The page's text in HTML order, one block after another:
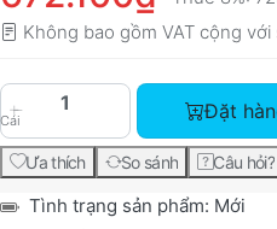
Không bao gồm VAT cộng với
Cái
Mực in Pantum
Đặt
Ưa thích So sánh Câu hỏi?
Tình trạng sản phẩm: Mới